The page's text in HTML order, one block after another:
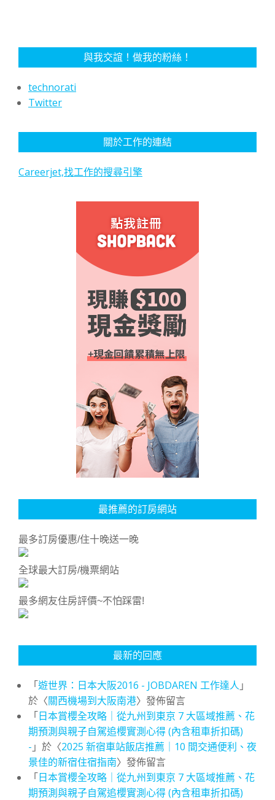
與我交誼！做我的粉絲！
technorati
Twitter
關於工作的連結
Careerjet,找工作的搜尋引擎
最推薦的訂房網站
最多訂房優惠/住十晚送一晚
全球最大訂房/機票網站
最多網友住房評價~不怕踩雷!
最新的回應
「遊世界：日本大阪2016 - JOBDAREN 工作達人 」
於〈關西機場到大阪南港〉發佈留言
「日本賞櫻全攻略｜從九州到東京 7 大區域推薦、花
期預測與親子自駕追櫻實測心得 (內含租車折扣碼)
- 」於〈2025 新宿車站飯店推薦｜10 間交通便利、夜
景佳的新宿住宿指南〉發佈留言
「日本賞櫻全攻略｜從九州到東京 7 大區域推薦、花
期預測與親子自駕追櫻實測心得 (內含租車折扣碼)